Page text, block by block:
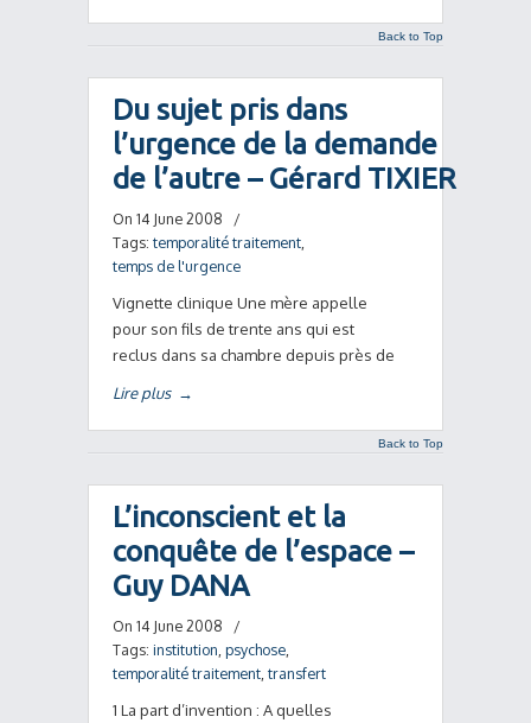
Back to Top
Du sujet pris dans
l’urgence de la demande
de l’autre – Gérard TIXIER
On 14 June 2008
/
Tags: temporalité traitement
temps de l'urgence
Vignette clinique Une mère appelle
pour son fils de trente ans qui est
reclus dans sa chambre depuis près de
Lire plus →
Back to Top
L’inconscient et la
conquête de l’espace –
Guy DANA
On 14 June 2008
/
Tags: institution psychose
temporalité traitement transfert
1 La part d’invention : A quelles